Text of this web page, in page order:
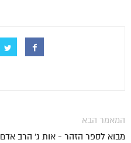
המאמר הבא
מבוא לספר הזהר - אות ג' הרב אדם